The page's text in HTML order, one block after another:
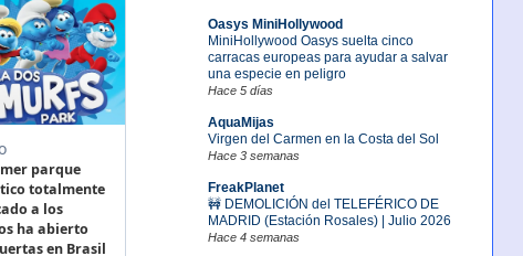
Oasys MiniHollywood
MiniHollywood Oasys suelta cinco
carracas europeas para ayudar a salvar
una especie en peligro
Hace 5 días
AquaMijas
Virgen del Carmen en la Costa del Sol
Hace 3 semanas
FreakPlanet
🚧 DEMOLICIÓN del TELEFÉRICO DE
MADRID (Estación Rosales) | Julio 2026
Hace 4 semanas